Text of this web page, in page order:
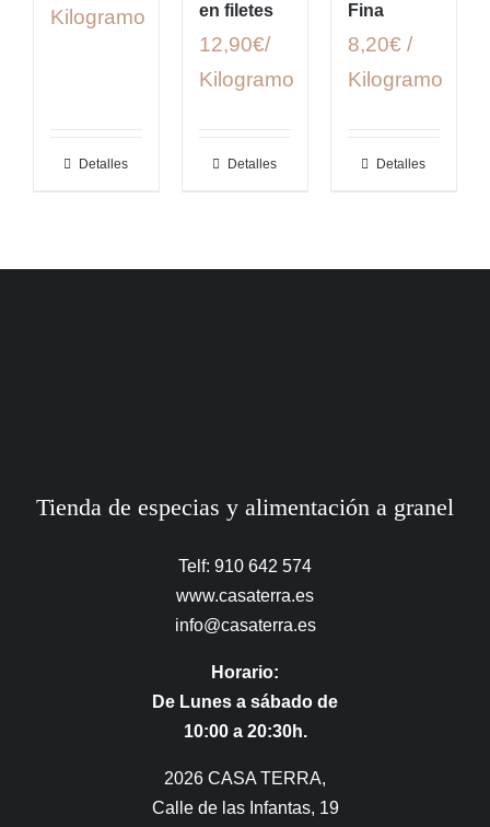
Kilogramo
Detalles
en filetes
12,90€/
Kilogramo
Detalles
Fina
8,20€ /
Kilogramo
Detalles
Tienda de especias y alimentación a granel
Telf: 910 642 574
www.casaterra.es
info@casaterra.es
Horario:
De Lunes a sábado de
10:00 a 20:30h.
2026 CASA TERRA,
Calle de las Infantas, 19